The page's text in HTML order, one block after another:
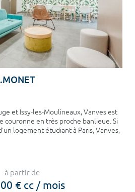
et Issy-les-Moulineaux, Vanves est
couronne en très proche banlieue. Si
logement étudiant à Paris, Vanves,
à partir de
€ cc / mois